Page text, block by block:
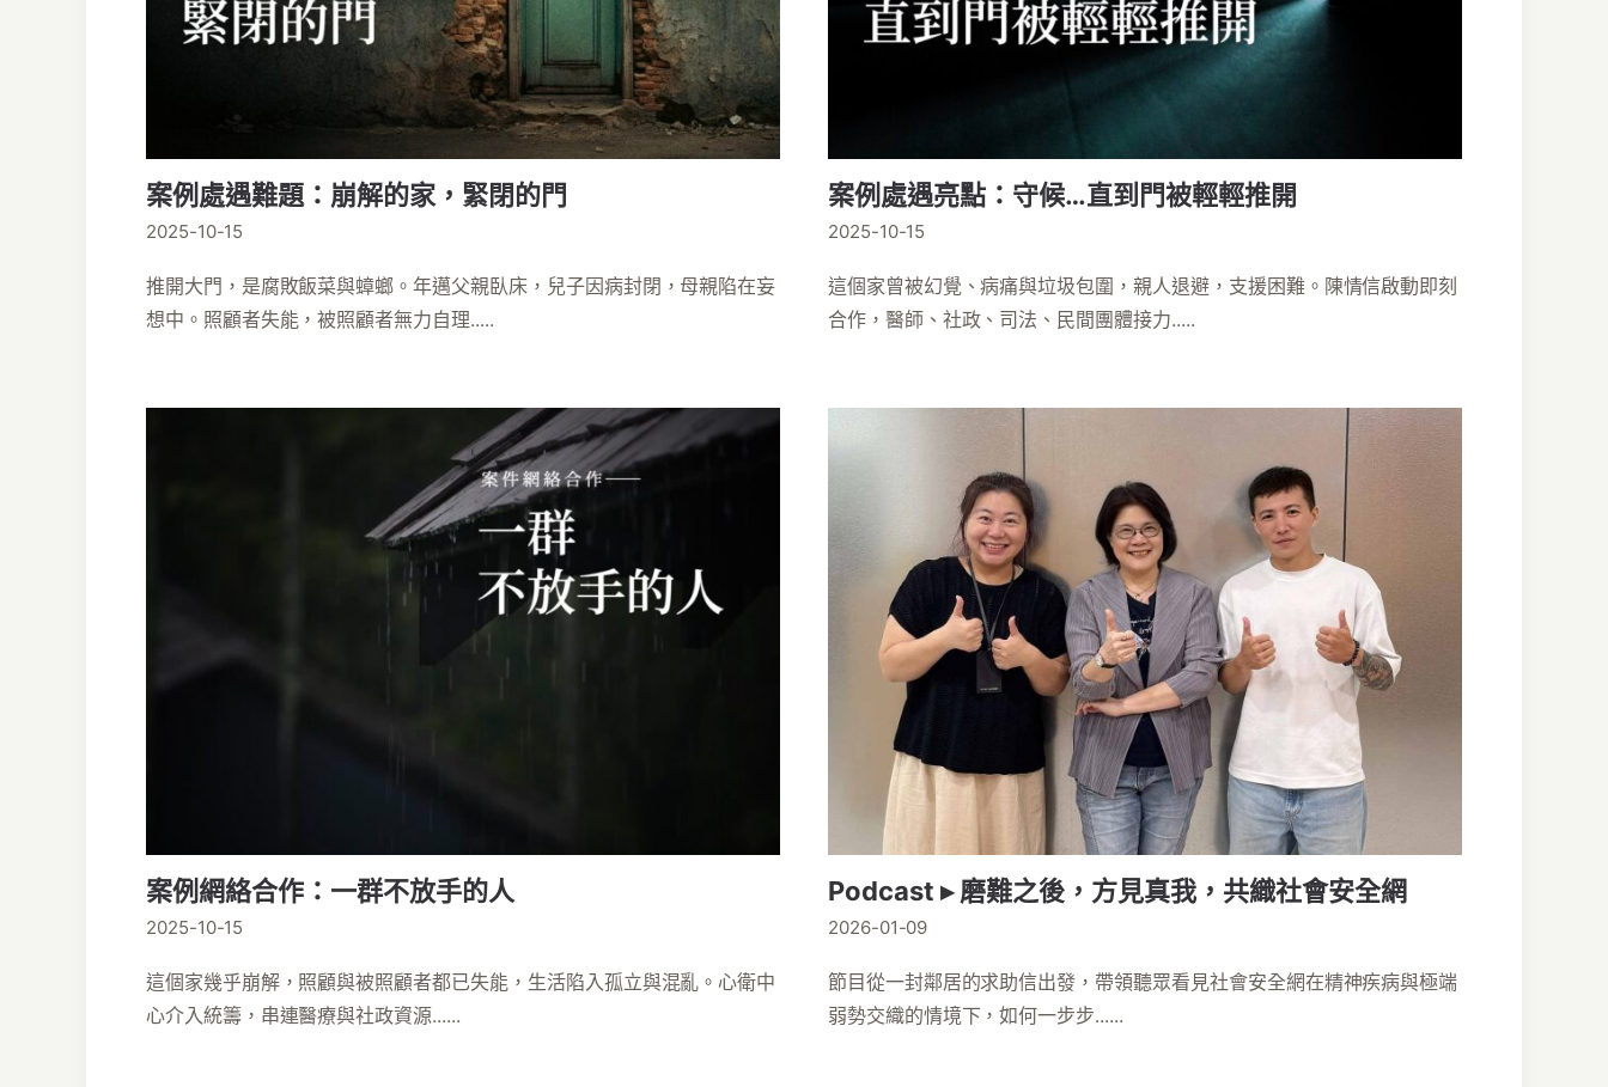
案例處遇難題：崩解的家，緊閉的門
2025-10-15
推開大門，是腐敗飯菜與蟑螂。年邁父親臥床，兒子因病封閉，母親陷在妄
想中。照顧者失能，被照顧者無力自理.....
案例處遇亮點：守候…直到門被輕輕推開
2025-10-15
這個家曾被幻覺、病痛與垃圾包圍，親人退避，支援困難。陳情信啟動即刻
合作，醫師、社政、司法、民間團體接力.....
案例網絡合作：一群不放手的人
2025-10-15
這個家幾乎崩解，照顧與被照顧者都已失能，生活陷入孤立與混亂。心衛中
心介入統籌，串連醫療與社政資源......
Podcast ▸ 磨難之後，方見真我，共織社會安全網
2026-01-09
節目從一封鄰居的求助信出發，帶領聽眾看見社會安全網在精神疾病與極端
弱勢交織的情境下，如何一步步......